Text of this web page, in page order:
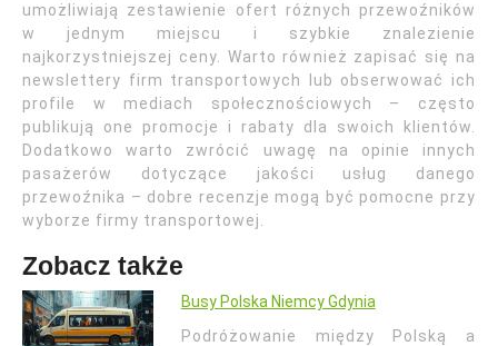
umożliwiają zestawienie ofert różnych przewoźników
w jednym miejscu i szybkie znalezienie
najkorzystniejszej ceny. Warto również zapisać się na
newslettery firm transportowych lub obserwować ich
profile w mediach społecznościowych – często
publikują one promocje i rabaty dla swoich klientów.
Dodatkowo warto zwrócić uwagę na opinie innych
pasażerów dotyczące jakości usług danego
przewoźnika – dobre recenzje mogą być pomocne przy
wyborze firmy transportowej.
Zobacz także
Busy Polska Niemcy Gdynia
Podróżowanie między Polską a